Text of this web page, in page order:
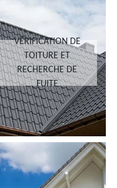
VÉRIFICATION DE
TOITURE ET
RECHERCHE DE
FUITE